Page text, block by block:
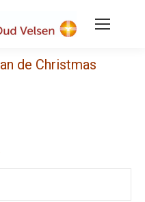
de Christmas